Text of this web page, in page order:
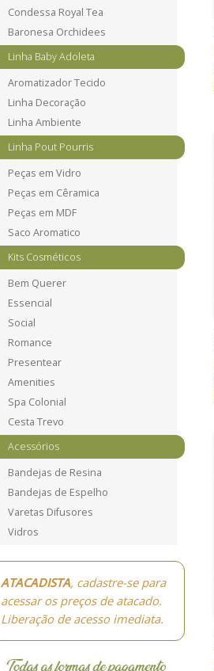
Condessa Royal Tea
Baronesa Orchidees
Linha Baby Adoleta
Aromatizador Tecido
Linha Decoração
Linha Ambiente
Linha Pout Pourris
Peças em Vidro
Peças em Cêramica
Peças em MDF
Saco Aromatico
Kits Cosméticos
Bem Querer
Essencial
Social
Romance
Presentear
Amenities
Spa Colonial
Cesta Trevo
Acessórios
Bandejas de Resina
Bandejas de Espelho
Varetas Difusores
Vidros
ATACADISTA, cadastre-se para
acessar os preços de atacado.
Liberação de acesso imediata.